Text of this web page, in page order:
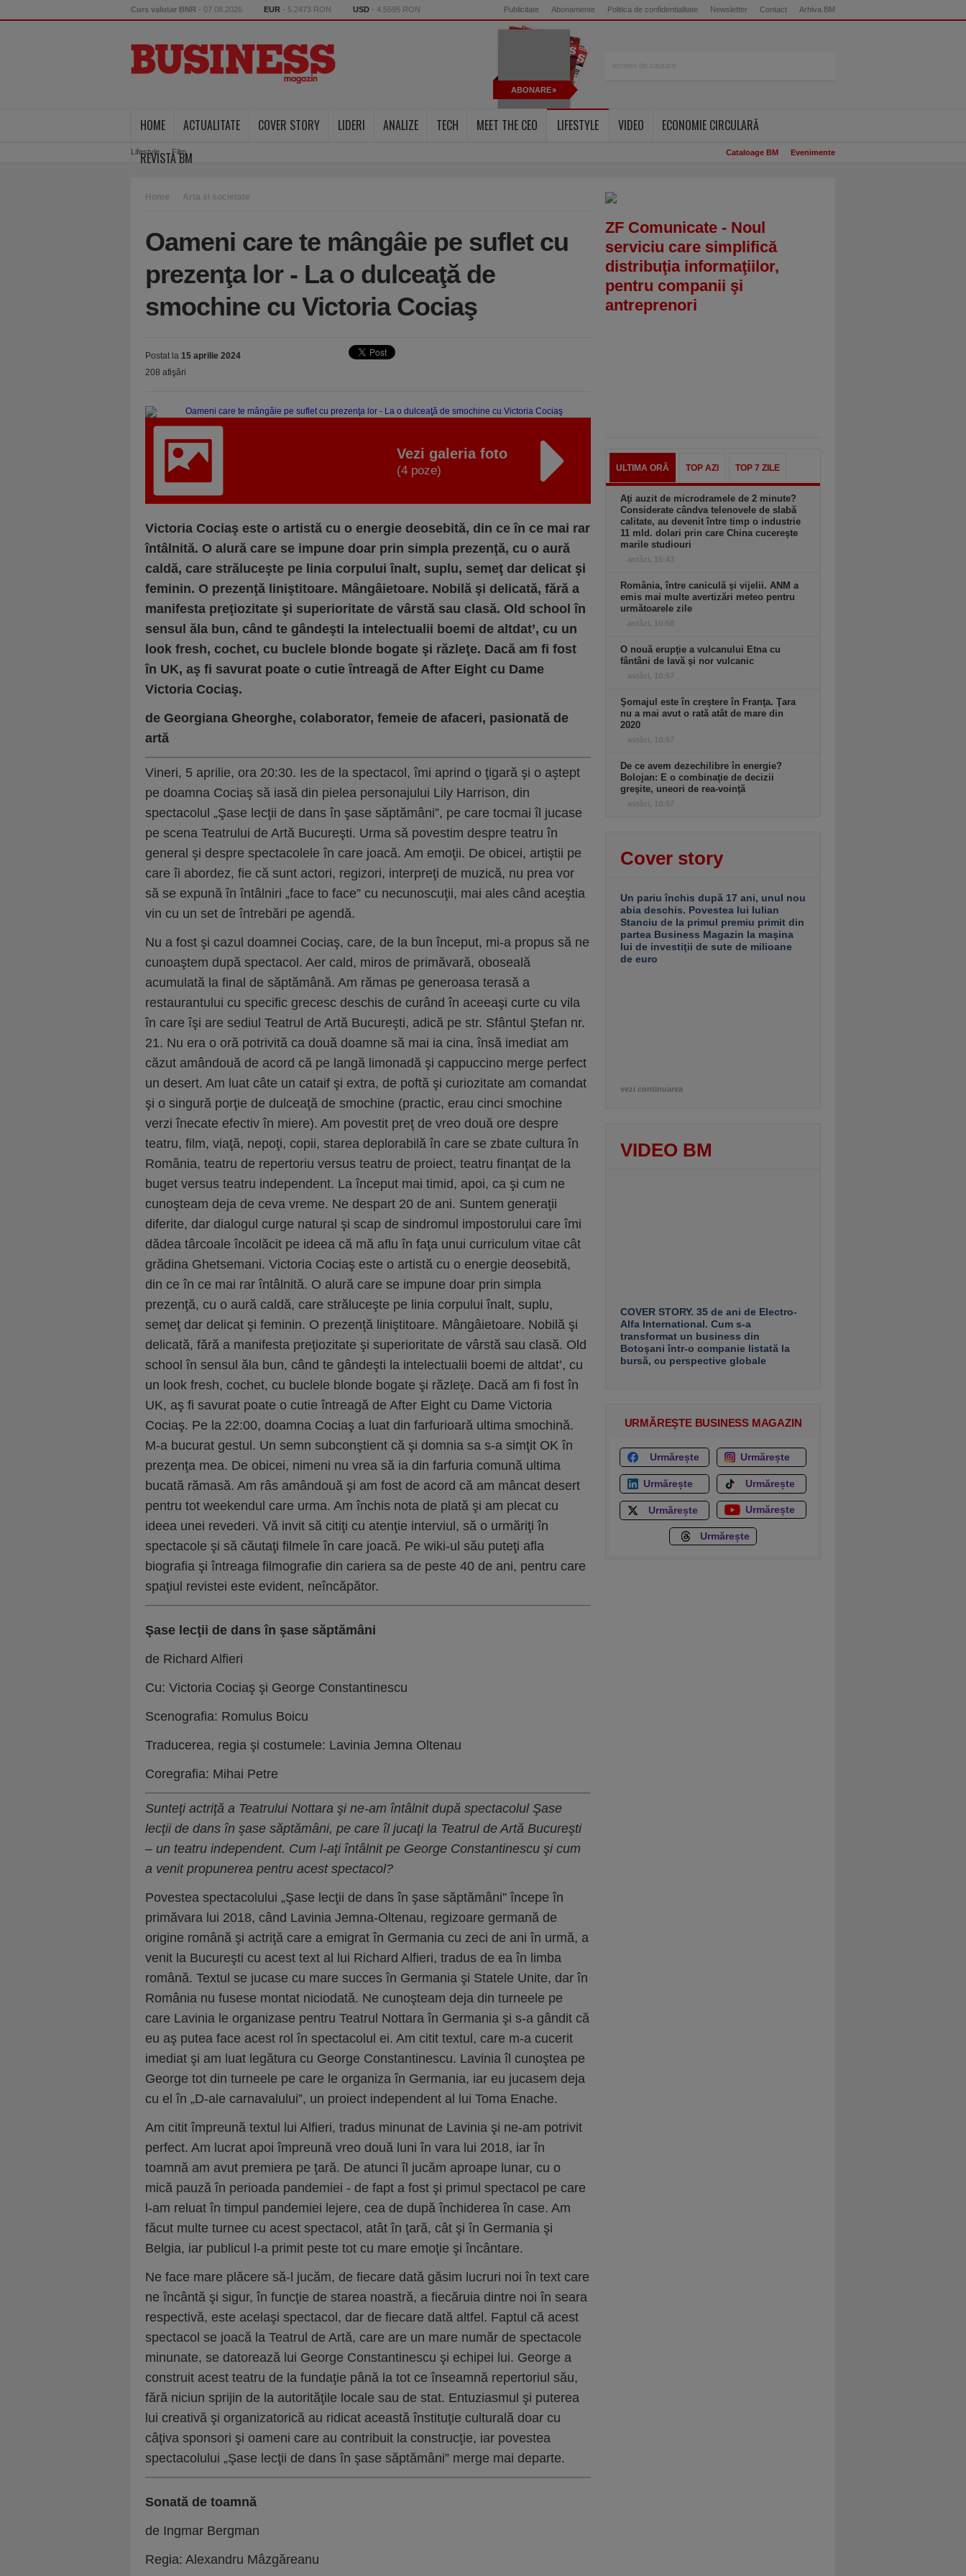
Curs valutar BNR - 07.08.2026 EUR - 5.2473 RON USD - 4.5595 RON Publicitate Abonamente Politica de confidentialitate Newsletter Contact Arhiva BM
ABONARE
HOME ACTUALITATE COVER STORY LIDERI ANALIZE TECH MEET THE CEO LIFESTYLE
Lifestyle Film
VIDEO
ECONOMIE CIRCULARĂ
REVISTA BM
Cataloage BM Evenimente
Home Arta si societate
Oameni care te mângâie pe suflet cu
prezenţa lor - La o dulceaţă de
smochine cu Victoria Cociaş
Postat la 15 aprilie 2024
208 afişări
Vezi galeria foto
(4 poze)
Victoria Cociaş este o artistă cu o energie deosebită, din ce în ce mai rar
întâlnită. O alură care se impune doar prin simpla prezenţă, cu o aură
caldă, care străluceşte pe linia corpului înalt, suplu, semeţ dar delicat şi
feminin. O prezenţă liniştitoare. Mângâietoare. Nobilă şi delicată, fără a
manifesta preţiozitate şi superioritate de vârstă sau clasă. Old school în
sensul ăla bun, când te gândeşti la intelectualii boemi de altdat’, cu un
look fresh, cochet, cu buclele blonde bogate şi răzleţe. Dacă am fi fost
în UK, aş fi savurat poate o cutie întreagă de After Eight cu Dame
Victoria Cociaş.
de Georgiana Gheorghe, colaborator, femeie de afaceri, pasionată de
artă
Vineri, 5 aprilie, ora 20:30. Ies de la spectacol, îmi aprind o ţigară şi o aştept
pe doamna Cociaş să iasă din pielea personajului Lily Harrison, din
spectacolul „Şase lecţii de dans în şase săptămâni”, pe care tocmai îl jucase
pe scena Teatrului de Artă Bucureşti. Urma să povestim despre teatru în
general şi despre spectacolele în care joacă. Am emoţii. De obicei, artiştii pe
care îi abordez, fie că sunt actori, regizori, interpreţi de muzică, nu prea vor
să se expună în întâlniri „face to face” cu necunoscuţii, mai ales când aceştia
vin cu un set de întrebări pe agendă.
Nu a fost şi cazul doamnei Cociaş, care, de la bun început, mi-a propus să ne
cunoaştem după spectacol. Aer cald, miros de primăvară, oboseală
acumulată la final de săptămână. Am rămas pe generoasa terasă a
restaurantului cu specific grecesc deschis de curând în aceeaşi curte cu vila
în care îşi are sediul Teatrul de Artă Bucureşti, adică pe str. Sfântul Ştefan nr.
21. Nu era o oră potrivită ca două doamne să mai ia cina, însă imediat am
căzut amândouă de acord că pe langă limonadă şi cappuccino merge perfect
un desert. Am luat câte un cataif şi extra, de poftă şi curiozitate am comandat
şi o singură porţie de dulceaţă de smochine (practic, erau cinci smochine
verzi înecate efectiv în miere). Am povestit preţ de vreo două ore despre
teatru, film, viaţă, nepoţi, copii, starea deplorabilă în care se zbate cultura în
România, teatru de repertoriu versus teatru de proiect, teatru finanţat de la
buget versus teatru independent. La început mai timid, apoi, ca şi cum ne
cunoşteam deja de ceva vreme. Ne despart 20 de ani. Suntem generaţii
diferite, dar dialogul curge natural şi scap de sindromul impostorului care îmi
dădea târcoale încolăcit pe ideea că mă aflu în faţa unui curriculum vitae cât
grădina Ghetsemani. Victoria Cociaş este o artistă cu o energie deosebită,
din ce în ce mai rar întâlnită. O alură care se impune doar prin simpla
prezenţă, cu o aură caldă, care străluceşte pe linia corpului înalt, suplu,
semeţ dar delicat şi feminin. O prezenţă liniştitoare. Mângâietoare. Nobilă şi
delicată, fără a manifesta preţiozitate şi superioritate de vârstă sau clasă. Old
school în sensul ăla bun, când te gândeşti la intelectualii boemi de altdat’, cu
un look fresh, cochet, cu buclele blonde bogate şi răzleţe. Dacă am fi fost în
UK, aş fi savurat poate o cutie întreagă de After Eight cu Dame Victoria
Cociaş. Pe la 22:00, doamna Cociaş a luat din farfurioară ultima smochină.
M-a bucurat gestul. Un semn subconştient că şi domnia sa s-a simţit OK în
prezenţa mea. De obicei, nimeni nu vrea să ia din farfuria comună ultima
bucată rămasă. Am râs amândouă şi am fost de acord că am mâncat desert
pentru tot weekendul care urma. Am închis nota de plată şi am plecat cu
ideea unei revederi. Vă invit să citiţi cu atenţie interviul, să o urmăriţi în
spectacole şi să căutaţi filmele în care joacă. Pe wiki-ul său puteţi afla
biografia şi întreaga filmografie din cariera sa de peste 40 de ani, pentru care
spaţiul revistei este evident, neîncăpător.
Şase lecţii de dans în şase săptămâni
de Richard Alfieri
Cu: Victoria Cociaş şi George Constantinescu
Scenografia: Romulus Boicu
Traducerea, regia şi costumele: Lavinia Jemna Oltenau
Coregrafia: Mihai Petre
Sunteţi actriţă a Teatrului Nottara şi ne-am întâlnit după spectacolul Şase
lecţii de dans în şase săptămâni, pe care îl jucaţi la Teatrul de Artă Bucureşti
– un teatru independent. Cum l-aţi întâlnit pe George Constantinescu şi cum
a venit propunerea pentru acest spectacol?
Povestea spectacolului „Şase lecţii de dans în şase săptămâni” începe în
primăvara lui 2018, când Lavinia Jemna-Oltenau, regizoare germană de
origine română şi actriţă care a emigrat în Germania cu zeci de ani în urmă, a
venit la Bucureşti cu acest text al lui Richard Alfieri, tradus de ea în limba
română. Textul se jucase cu mare succes în Germania şi Statele Unite, dar în
România nu fusese montat niciodată. Ne cunoşteam deja din turneele pe
care Lavinia le organizase pentru Teatrul Nottara în Germania şi s-a gândit că
eu aş putea face acest rol în spectacolul ei. Am citit textul, care m-a cucerit
imediat şi am luat legătura cu George Constantinescu. Lavinia îl cunoştea pe
George tot din turneele pe care le organiza în Germania, iar eu jucasem deja
cu el în „D-ale carnavalului”, un proiect independent al lui Toma Enache.
Am citit împreună textul lui Alfieri, tradus minunat de Lavinia şi ne-am potrivit
perfect. Am lucrat apoi împreună vreo două luni în vara lui 2018, iar în
toamnă am avut premiera pe ţară. De atunci îl jucăm aproape lunar, cu o
mică pauză în perioada pandemiei - de fapt a fost şi primul spectacol pe care
l-am reluat în timpul pandemiei lejere, cea de după închiderea în case. Am
făcut multe turnee cu acest spectacol, atât în ţară, cât şi în Germania şi
Belgia, iar publicul l-a primit peste tot cu mare emoţie şi încântare.
Ne face mare plăcere să-l jucăm, de fiecare dată găsim lucruri noi în text care
ne încântă şi sigur, în funcţie de starea noastră, a fiecăruia dintre noi în seara
respectivă, este acelaşi spectacol, dar de fiecare dată altfel. Faptul că acest
spectacol se joacă la Teatrul de Artă, care are un mare număr de spectacole
minunate, se datorează lui George Constantinescu şi echipei lui. George a
construit acest teatru de la fundaţie până la tot ce înseamnă repertoriul său,
fără niciun sprijin de la autorităţile locale sau de stat. Entuziasmul şi puterea
lui creativă şi organizatorică au ridicat această înstituţie culturală doar cu
câţiva sponsori şi oameni care au contribuit la construcţie, iar povestea
spectacolului „Şase lecţii de dans în şase săptămâni” merge mai departe.
Sonată de toamnă
de Ingmar Bergman
Regia: Alexandru Mâzgăreanu
ZF Comunicate - Noul
serviciu care simplifică
distribuţia informaţiilor,
pentru companii şi
antreprenori
ULTIMA ORĂ TOP AZI TOP 7 ZILE
Aţi auzit de microdramele de 2 minute?
Considerate cândva telenovele de slabă
calitate, au devenit între timp o industrie
11 mld. dolari prin care China cucereşte
marile studiouri
astăzi, 15:43
România, între caniculă şi vijelii. ANM a
emis mai multe avertizări meteo pentru
următoarele zile
astăzi, 10:58
O nouă erupţie a vulcanului Etna cu
fântâni de lavă şi nor vulcanic
astăzi, 10:57
Şomajul este în creştere în Franţa. Ţara
nu a mai avut o rată atât de mare din
2020
astăzi, 10:57
De ce avem dezechilibre în energie?
Bolojan: E o combinaţie de decizii
greşite, uneori de rea-voinţă
astăzi, 10:57
Cover story
Un pariu închis după 17 ani, unul nou
abia deschis. Povestea lui Iulian
Stanciu de la primul premiu primit din
partea Business Magazin la maşina
lui de investiţii de sute de milioane
de euro
vezi continuarea
VIDEO BM
COVER STORY. 35 de ani de Electro-
Alfa International. Cum s-a
transformat un business din
Botoşani într-o companie listată la
bursă, cu perspective globale
URMĂREȘTE BUSINESS MAGAZIN
Urmărește Urmărește
Urmărește Urmărește
Urmărește Urmărește
Urmărește